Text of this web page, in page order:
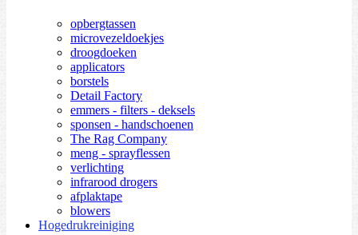
opbergtassen
microvezeldoekjes
droogdoeken
applicators
borstels
Detail Factory
emmers - filters - deksels
sponsen - handschoenen
The Rag Company
meng - sprayflessen
verlichting
infrarood drogers
afplaktape
blowers
Hogedrukreiniging